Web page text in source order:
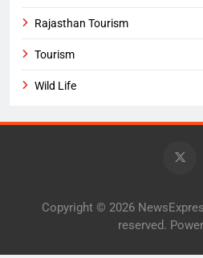
Rajasthan Tourism
Tourism
Wild Life
Copyright © 2026
reserved.